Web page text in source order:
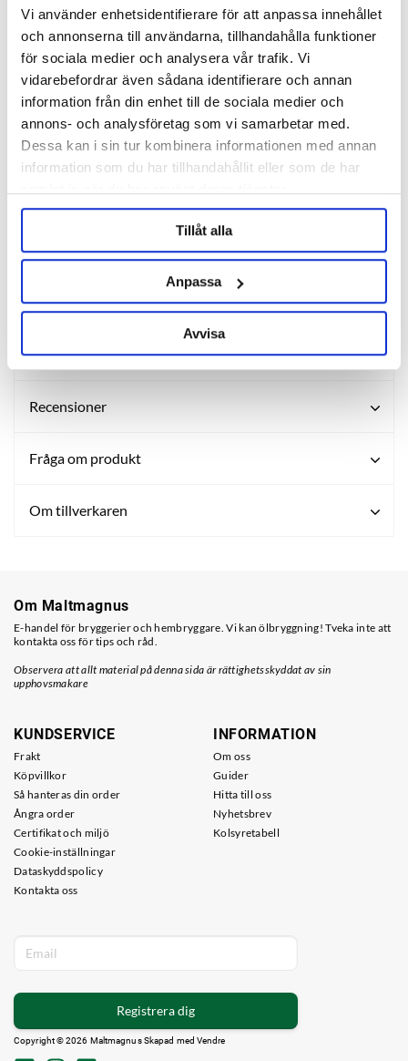
Vi använder enhetsidentifierare för att anpassa innehållet
och annonserna till användarna, tillhandahålla funktioner
för sociala medier och analysera vår trafik. Vi
vidarebefordrar även sådana identifierare och annan
information från din enhet till de sociala medier och
annons- och analysföretag som vi samarbetar med.
Dessa kan i sin tur kombinera informationen med annan
information som du har tillhandahållit eller som de har
Tillåt alla
Anpassa
Avvisa
Leverans till utlämningsställe eller direkt hem
Välj Expressorder i kassan för extra snabb
orderhantering
Kundrecensioner
Hjälp andra att välja rätt. Var först med att skriva en
recension!
Skriv en recension, klicka HÄR!
Beskrivning
Specifikation
Recensioner
Fråga om produkt
Om tillverkaren
Om Maltmagnus
E-handel för bryggerier och hembryggare. Vi kan ölbryggning! Tveka inte att
kontakta oss för tips och råd.
Observera att allt material på denna sida är rättighetsskyddat av sin
upphovsmakare
KUNDSERVICE
Frakt
Köpvillkor
Så hanteras din order
Ångra order
Certifikat och miljö
Cookie-inställningar
Dataskyddspolicy
Kontakta oss
INFORMATION
Om oss
Guider
Hitta till oss
Nyhetsbrev
Kolsyretabell
Registrera dig
Copyright © 2026 Maltmagnus Skapad med Vendre